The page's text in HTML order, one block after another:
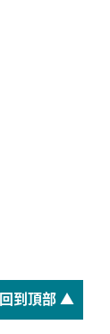
回到頂部 ▲